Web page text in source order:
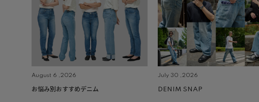
August 6 ,2026
お悩み別おすすめデニム
July 30 ,2026
DENIM SNAP